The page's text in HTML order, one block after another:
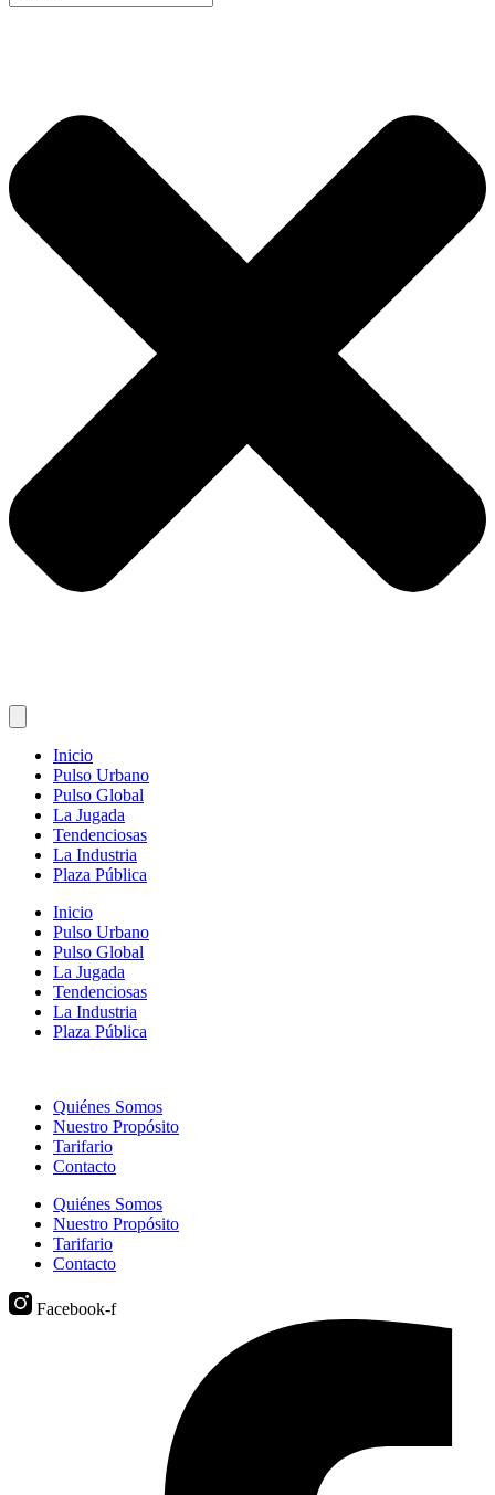
Inicio
Pulso Urbano
Pulso Global
La Jugada
Tendenciosas
La Industria
Plaza Pública
Inicio
Pulso Urbano
Pulso Global
La Jugada
Tendenciosas
La Industria
Plaza Pública
Quiénes Somos
Nuestro Propósito
Tarifario
Contacto
Quiénes Somos
Nuestro Propósito
Tarifario
Contacto
Facebook-f